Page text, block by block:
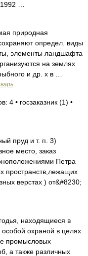
…
природная
определ. виды
элементы ландшафта
на землях
и др. х в …
4 • госзаказник (1) •
пруд и т. п. 3)
место, заказ
Петра
пространств,лежащих
верстах ) от&#8230;
находящиеся в
охраной в целях
промысловых
а также различных